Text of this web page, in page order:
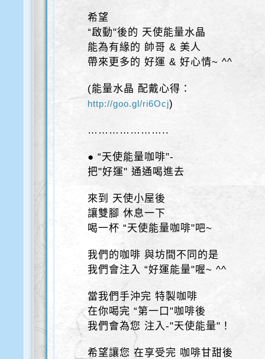
希望
“啟動"後的 天使能量水晶
能為有緣的 帥哥 & 美人
帶來更多的 好運 & 好心情~ ^^
(能量水晶 配戴心得：
http://goo.gl/ri6Ocj)
…………………..
● “天使能量咖啡"-
把"好運" 通通喝進去
來到 天使小屋後
讓雙腳 休息一下
喝一杯 “天使能量咖啡"吧~
我們的咖啡 與坊間不同的是
我們會注入 “好運能量"喔~ ^^
當我們手沖完 特製咖啡
在你喝完 “第一口"咖啡後
我們會為您 注入-"天使能量"！
希望讓您 在享受完 咖啡甘甜後